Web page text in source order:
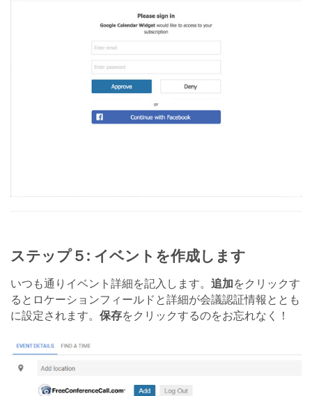
ステップ５: イベントを作成します
いつも通りイベント詳細を記入します。 追加をクリックす
るとロケーションフィールドと詳細が会議認証情報ととも
に設定されます。 保存をクリックするのをお忘れなく！